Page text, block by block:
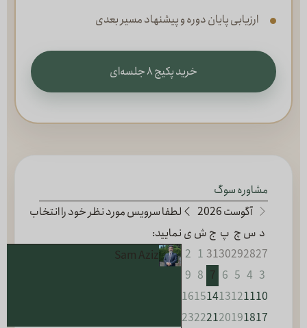
ارزیابی پایان دوره و پیشنهاد مسیر بعدی
خرید پکیج ۸ جلسه‌ای
مشاوره سوگ
آگوست 2026
د س چ پ ج ش ی
27
28
29
30
31
1
2
3
4
5
6
7
8
9
10
11
12
13
14
15
16
17
18
19
20
21
22
23
لطفا سرویس مورد نظر خود را انتخاب
نمایید:
Sam Aziz